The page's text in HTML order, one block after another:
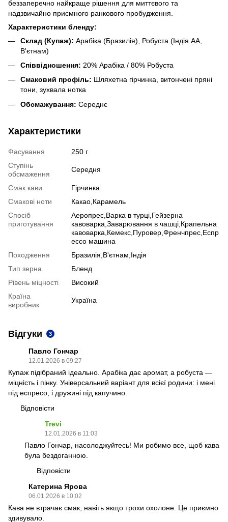
беззаперечно найкраще рішення для миттєвого та
надзвичайно приємного ранкового пробудження.
Характеристики бленду:
Склад (Купаж): Арабіка (Бразилія), Робуста (Індія АА,
В'єтнам)
Співвідношення: 20% Арабіка / 80% Робуста
Смаковий профіль: Шляхетна гірчинка, витончені пряні
тони, зухвала нотка
Обсмажування: Середнє
Характеристики
Фасування
250 г
Ступінь
обсмаження
Середня
Смак кави
Гірчинка
Смакові ноти
Какао,Карамель
Спосіб
приготування
Аеропрес,Варка в турці,Гейзерна
кавоварка,Заварювання в чашці,Крапельна
кавоварка,Кемекс,Пуровер,Френчпрес,Еспр
ессо машина
Походження
Бразилія,В'єтнам,Індія
Тип зерна
Бленд
Рівень міцності
Високий
Країна
виробник
Україна
Відгуки 3
Павло Гончар
12.01.2026 в 09:27
Купаж підібраний ідеально. Арабіка дає аромат, а робуста —
міцність і пінку. Універсальний варіант для всієї родини: і мені
під еспресо, і дружині під капучино.
Відповісти
Trevi
12.01.2026 в 11:03
Павло Гончар, насолоджуйтесь! Ми робимо все, щоб кава
була бездоганною.
Відповісти
Катерина Ярова
06.01.2026 в 10:02
Кава не втрачає смак, навіть якщо трохи охолоне. Це приємно
здивувало.